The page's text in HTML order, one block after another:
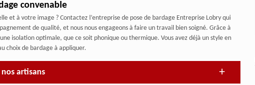
convenable
et à votre image ? Contactez l’entreprise de pose de bardage Entreprise Lobry qui
de qualité, et nous nous engageons à faire un travail bien soigné. Grâce à
isolation optimale, que ce soit phonique ou thermique. Vous avez déjà un style en
choix de bardage à appliquer.
artisans